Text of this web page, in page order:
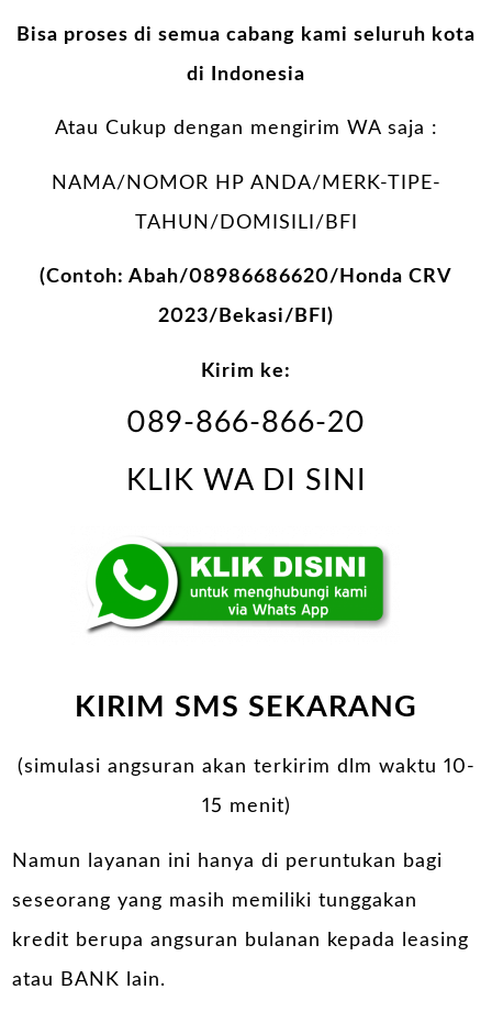
Bisa proses di semua cabang kami seluruh kota
di Indonesia
Atau Cukup dengan mengirim WA saja :
NAMA/NOMOR HP ANDA/MERK-TIPE-
TAHUN/DOMISILI/BFI
(Contoh: Abah/08986686620/Honda CRV
2023/Bekasi/BFI)
Kirim ke:
089-866-866-20
KLIK WA DI SINI
KIRIM SMS SEKARANG
(simulasi angsuran akan terkirim dlm waktu 10-
15 menit)
Namun layanan ini hanya di peruntukan bagi
seseorang yang masih memiliki tunggakan
kredit berupa angsuran bulanan kepada leasing
atau BANK lain.